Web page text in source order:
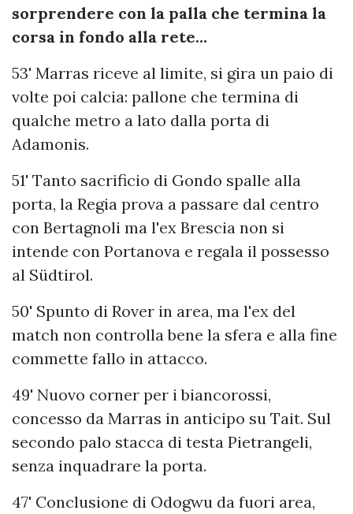
sorprendere con la palla che termina la
corsa in fondo alla rete…
53' Marras riceve al limite, si gira un paio di
volte poi calcia: pallone che termina di
qualche metro a lato dalla porta di
Adamonis.
51' Tanto sacrificio di Gondo spalle alla
porta, la Regia prova a passare dal centro
con Bertagnoli ma l'ex Brescia non si
intende con Portanova e regala il possesso
al Südtirol.
50' Spunto di Rover in area, ma l'ex del
match non controlla bene la sfera e alla fine
commette fallo in attacco.
49' Nuovo corner per i biancorossi,
concesso da Marras in anticipo su Tait. Sul
secondo palo stacca di testa Pietrangeli,
senza inquadrare la porta.
47' Conclusione di Odogwu da fuori area,